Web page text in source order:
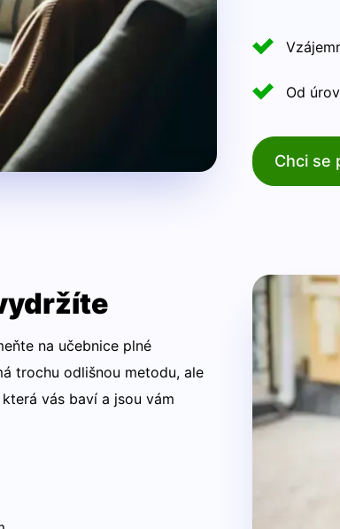
Od
Chci se
na učebnice plné
trochu odlišnou metodu, ale
vás baví a jsou vám